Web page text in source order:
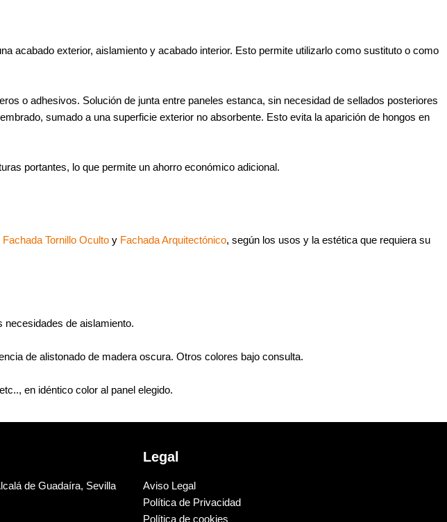
acabado exterior, aislamiento y acabado interior. Esto permite utilizarlo como sustituto o como
o adhesivos. Solución de junta entre paneles estanca, sin necesidad de sellados posteriores
sumado a una superficie exterior no absorbente. Esto evita la aparición de hongos en
portantes, lo que permite un ahorro económico adicional.
Fachada Tornillo Oculto y Fachada Arquitectónico, según los usos y la estética que requiera su
necesidades de aislamiento.
de alistonado de madera oscura. Otros colores bajo consulta.
en idéntico color al panel elegido.
de Guadaíra, Sevilla
Legal
Aviso Legal
Política de Privacidad
Política de cookies